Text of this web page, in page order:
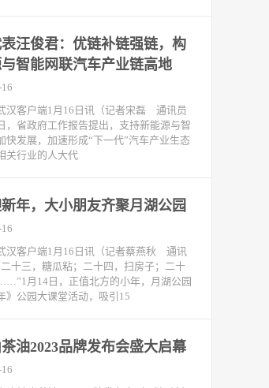
汪俊君：优链补链强链，构
智能网联汽车产业链高地
汉客户端1月16日讯（记者宋磊 通讯员
，省政府工作报告提出，支持新能源与智
快发展，加速形成“下一代”汽车产业生态
关行业的人大代
年，大小朋友齐聚月湖公园
汉客户端1月16日讯（记者蔡燕秋 通讯
十三，糖瓜粘；二十四，扫房子；二十
月14日，正值北方的小年，月湖公园
》公园大课堂活动，吸引15
油2023品牌发布会盛大启幕